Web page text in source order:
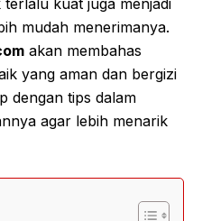
kuat juga menjadi
mudah menerimanya.
akan membahas
yang aman dan bergizi
dengan tips dalam
agar lebih menarik